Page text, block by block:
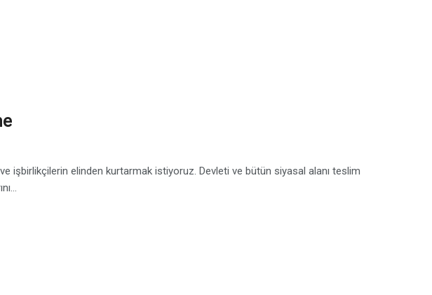
işbirlikçilerin elinden kurtarmak istiyoruz. Devleti ve bütün siyasal alanı teslim